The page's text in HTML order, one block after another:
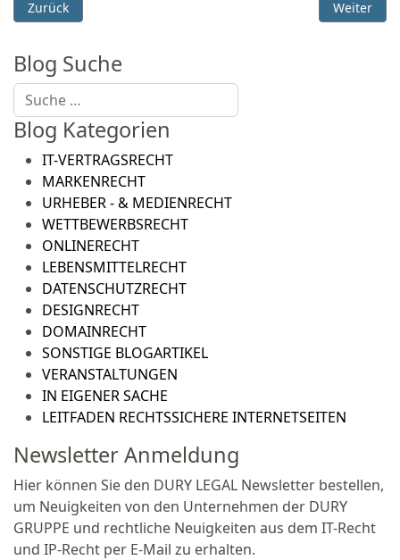
Vorheriger Beitrag: Großbritannien möchte sich von der
Zurück Nächster
Weiter
Blog Suche
Suchen
Blog Kategorien
IT-VERTRAGSRECHT
MARKENRECHT
URHEBER - & MEDIENRECHT
WETTBEWERBSRECHT
ONLINERECHT
LEBENSMITTELRECHT
DATENSCHUTZRECHT
DESIGNRECHT
DOMAINRECHT
SONSTIGE BLOGARTIKEL
VERANSTALTUNGEN
IN EIGENER SACHE
LEITFADEN RECHTSSICHERE INTERNETSEITEN
Newsletter Anmeldung
Hier können Sie den DURY LEGAL Newsletter bestellen,
um Neuigkeiten von den Unternehmen der DURY
GRUPPE und rechtliche Neuigkeiten aus dem IT-Recht
und IP-Recht per E-Mail zu erhalten.